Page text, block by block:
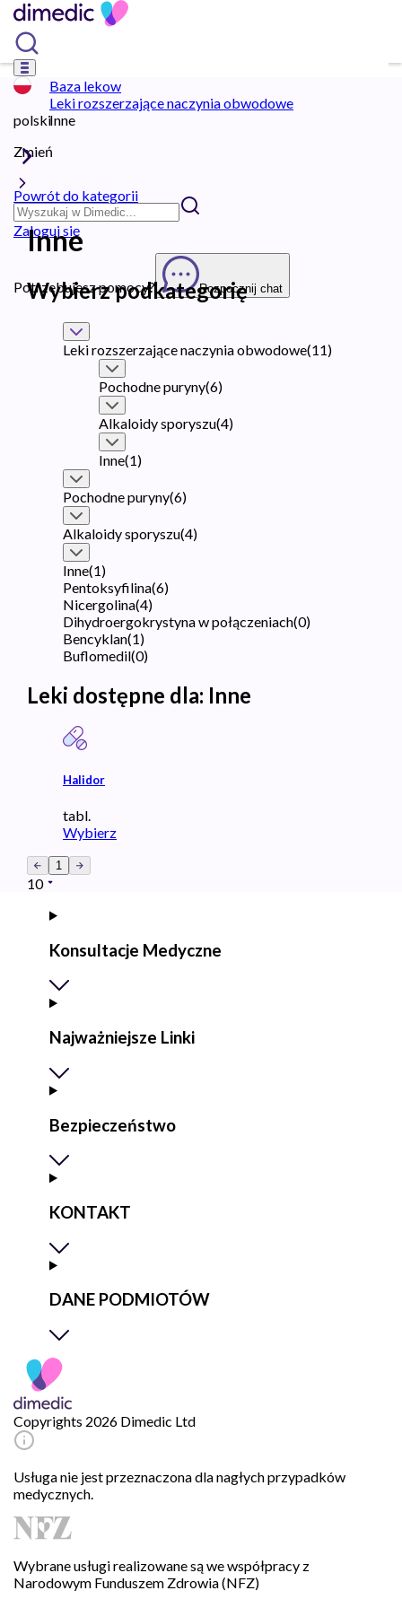
polski
Zmień
Zaloguj się
Potrzebujesz pomocy? Rozpocznij chat
Baza lekow
Leki rozszerzające naczynia obwodowe
Inne
Powrót do kategorii
Inne
Wybierz podkategorię
Leki rozszerzające naczynia obwodowe(11)
Pochodne puryny(6)
Alkaloidy sporyszu(4)
Inne(1)
Pochodne puryny(6)
Alkaloidy sporyszu(4)
Inne(1)
Pentoksyfilina(6)
Nicergolina(4)
Dihydroergokrystyna w połączeniach(0)
Bencyklan(1)
Buflomedil(0)
Leki dostępne dla: Inne
Halidor
tabl.
Wybierz
1
10
Konsultacje Medyczne
Najważniejsze Linki
Bezpieczeństwo
KONTAKT
DANE PODMIOTÓW
Copyrights 2026 Dimedic Ltd
Usługa nie jest przeznaczona dla nagłych przypadków
medycznych.
Wybrane usługi realizowane są we współpracy z
Narodowym Funduszem Zdrowia (NFZ)